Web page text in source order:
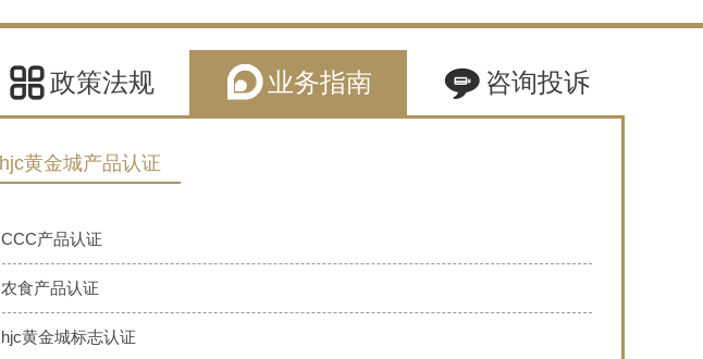
政策法规 业务指南 咨询投诉
hjc黄金城产品认证
CCC产品认证
农食产品认证
hjc黄金城标志认证